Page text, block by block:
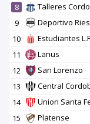
8
Talleres
9
Deportivo
10
Estudiantes
11
Lanus
12
San Lorenzo
13
Central
14
Union Santa
15
Platense